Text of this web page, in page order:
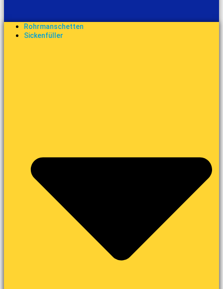
Rohrmanschetten
Sickenfüller